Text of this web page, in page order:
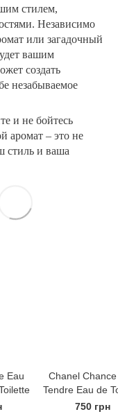
стилем,
Независимо
или загадочный
вашим
создать
незабываемое
и не бойтесь
аромат – это не
стиль и ваша
Eau
Chanel
Tendre Eau de
750 грн